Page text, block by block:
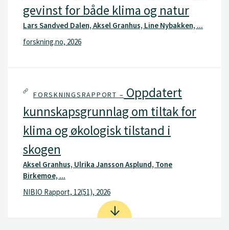
gevinst for både klima og natur
Lars Sandved Dalen, Aksel Granhus, Line Nybakken, ...
forskning.no, 2026
FORSKNINGSRAPPORT – Oppdatert
kunnskapsgrunnlag om tiltak for
klima og økologisk tilstand i
skogen
Aksel Granhus, Ulrika Jansson Asplund, Tone
Birkemoe, ...
NIBIO Rapport, 12(51), 2026